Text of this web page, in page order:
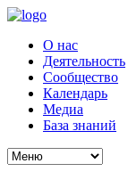
О нас
Деятельность
Сообщество
Календарь
Медиа
База знаний